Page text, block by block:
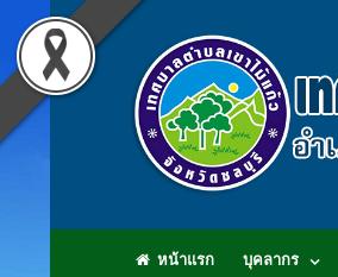
หน้าแรก บุคลากร